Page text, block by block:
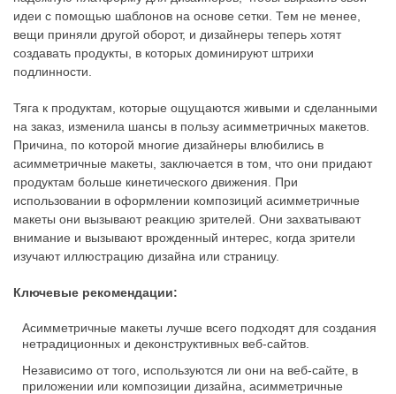
идеи с помощью шаблонов на основе сетки. Тем не менее,
вещи приняли другой оборот, и дизайнеры теперь хотят
создавать продукты, в которых доминируют штрихи
подлинности.
Тяга к продуктам, которые ощущаются живыми и сделанными
на заказ, изменила шансы в пользу асимметричных макетов.
Причина, по которой многие дизайнеры влюбились в
асимметричные макеты, заключается в том, что они придают
продуктам больше кинетического движения. При
использовании в оформлении композиций асимметричные
макеты они вызывают реакцию зрителей. Они захватывают
внимание и вызывают врожденный интерес, когда зрители
изучают иллюстрацию дизайна или страницу.
Ключевые рекомендации:
Асимметричные макеты лучше всего подходят для создания
нетрадиционных и деконструктивных веб-сайтов.
Независимо от того, используются ли они на веб-сайте, в
приложении или композиции дизайна, асимметричные